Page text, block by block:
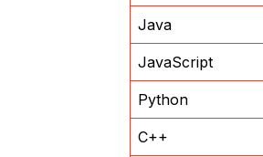
Java
JavaScript
Python
C++